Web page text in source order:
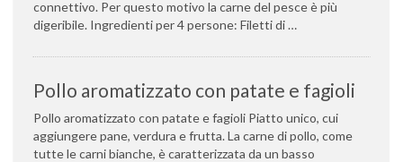
connettivo. Per questo motivo la carne del pesce è più
digeribile. Ingredienti per 4 persone: Filetti di …
Pollo aromatizzato con patate e fagioli
Pollo aromatizzato con patate e fagioli Piatto unico, cui
aggiungere pane, verdura e frutta. La carne di pollo, come
tutte le carni bianche, è caratterizzata da un basso